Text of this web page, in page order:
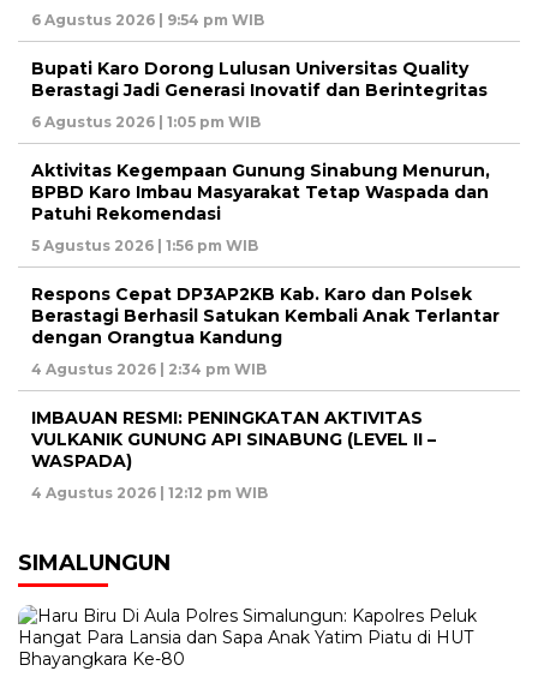
6 Agustus 2026 | 9:54 pm WIB
Bupati Karo Dorong Lulusan Universitas Quality
Berastagi Jadi Generasi Inovatif dan Berintegritas
6 Agustus 2026 | 1:05 pm WIB
Aktivitas Kegempaan Gunung Sinabung Menurun,
BPBD Karo Imbau Masyarakat Tetap Waspada dan
Patuhi Rekomendasi
5 Agustus 2026 | 1:56 pm WIB
Respons Cepat DP3AP2KB Kab. Karo dan Polsek
Berastagi Berhasil Satukan Kembali Anak Terlantar
dengan Orangtua Kandung
4 Agustus 2026 | 2:34 pm WIB
IMBAUAN RESMI: PENINGKATAN AKTIVITAS
VULKANIK GUNUNG API SINABUNG (LEVEL II –
WASPADA)
4 Agustus 2026 | 12:12 pm WIB
SIMALUNGUN